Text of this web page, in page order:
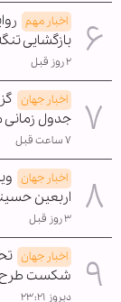
اخبار مهم
بازگشایی
۲ روز قبل
اخبار جهان
جدول زمانی
۷ ساعت قبل
اخبار جهان
اربعین
۳ روز قبل
اخبار جهان
شکست طرح
دیروز ۲۳:۲۱